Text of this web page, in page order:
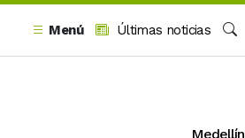
Menú
Últimas noticias
Medellín